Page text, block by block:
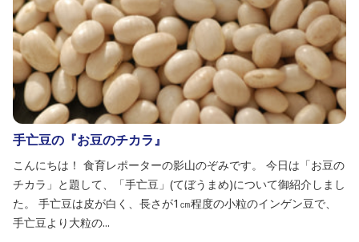
手亡豆の『お豆のチカラ』
こんにちは！ 食育レポーターの影山のぞみです。 今日は「お豆の
チカラ」と題して、「手亡豆」(てぼうまめ)について御紹介しまし
た。 手亡豆は皮が白く、長さが1㎝程度の小粒のインゲン豆で、
手亡豆より大粒の...